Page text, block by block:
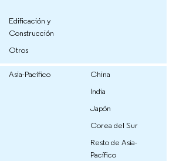
Edificación y
Construcción
Otros
Asia-Pacífico
China
India
Japón
Corea del Sur
Resto de Asia-
Pacífico